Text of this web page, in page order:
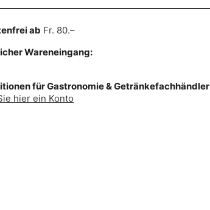
ab Fr. 80.–
Wareneingang:
für Gastronomie & Getränkefachhändler
hier ein Konto